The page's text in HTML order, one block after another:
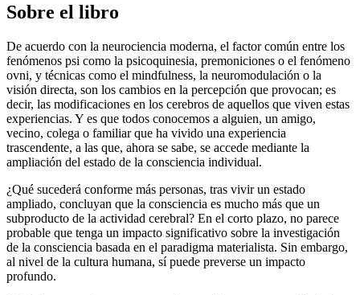
Sobre el libro
De acuerdo con la neurociencia moderna, el factor común entre los
fenómenos psi como la psicoquinesia, premoniciones o el fenómeno
ovni, y técnicas como el mindfulness, la neuromodulación o la
visión directa, son los cambios en la percepción que provocan; es
decir, las modificaciones en los cerebros de aquellos que viven estas
experiencias. Y es que todos conocemos a alguien, un amigo,
vecino, colega o familiar que ha vivido una experiencia
trascendente, a las que, ahora se sabe, se accede mediante la
ampliación del estado de la consciencia individual.
¿Qué sucederá conforme más personas, tras vivir un estado
ampliado, concluyan que la consciencia es mucho más que un
subproducto de la actividad cerebral? En el corto plazo, no parece
probable que tenga un impacto significativo sobre la investigación
de la consciencia basada en el paradigma materialista. Sin embargo,
al nivel de la cultura humana, sí puede preverse un impacto
profundo.